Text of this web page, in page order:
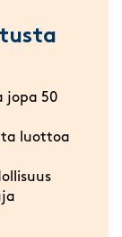
jopa 50
luottoa